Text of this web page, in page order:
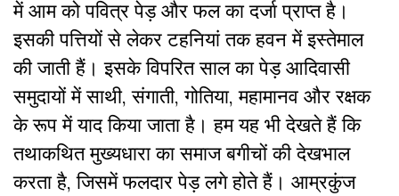
में आम को पवित्र पेड़ और फल का दर्जा प्राप्त है।
इसकी पत्तियों से लेकर टहनियां तक हवन में इस्तेमाल
की जाती हैं। इसके विपरित साल का पेड़ आदिवासी
समुदायों में साथी, संगाती, गोतिया, महामानव और रक्षक
के रूप में याद किया जाता है। हम यह भी देखते हैं कि
तथाकथित मुख्यधारा का समाज बगीचों की देखभाल
करता है, जिसमें फलदार पेड़ लगे होते हैं। आम्रकुंज